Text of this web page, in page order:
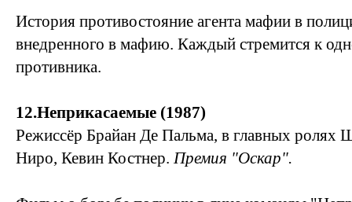
История противостояние агента мафии в
внедренного в мафию. Каждый стремится к
противника.
12.Неприкасаемые (1987)
Режиссёр Брайан Де Пальма, в главных ролях
Ниро, Кевин Костнер. Премия "Оскар".